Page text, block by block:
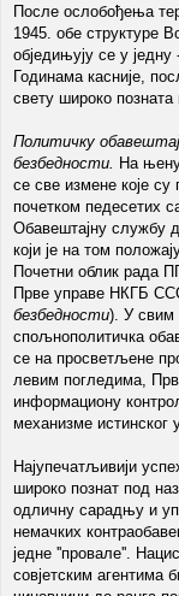
После ослобођења
1945. обе структуре
обједињују се у једну
Годинама касније,
свету широко
Политичку
безбедности. На
се све измене које
почетком педесетих
Обавештајну службу
који је на том
Почетни облик рада
Прве управе НКГБ
безбедности). У свим
спољнополитичка
се на просветљене
левим погледима,
информациону
механизме истинског
Најупечатљивији
широко познат под
одличну сарадњу и
немачких
једне ''провале''.
совјетским агентима